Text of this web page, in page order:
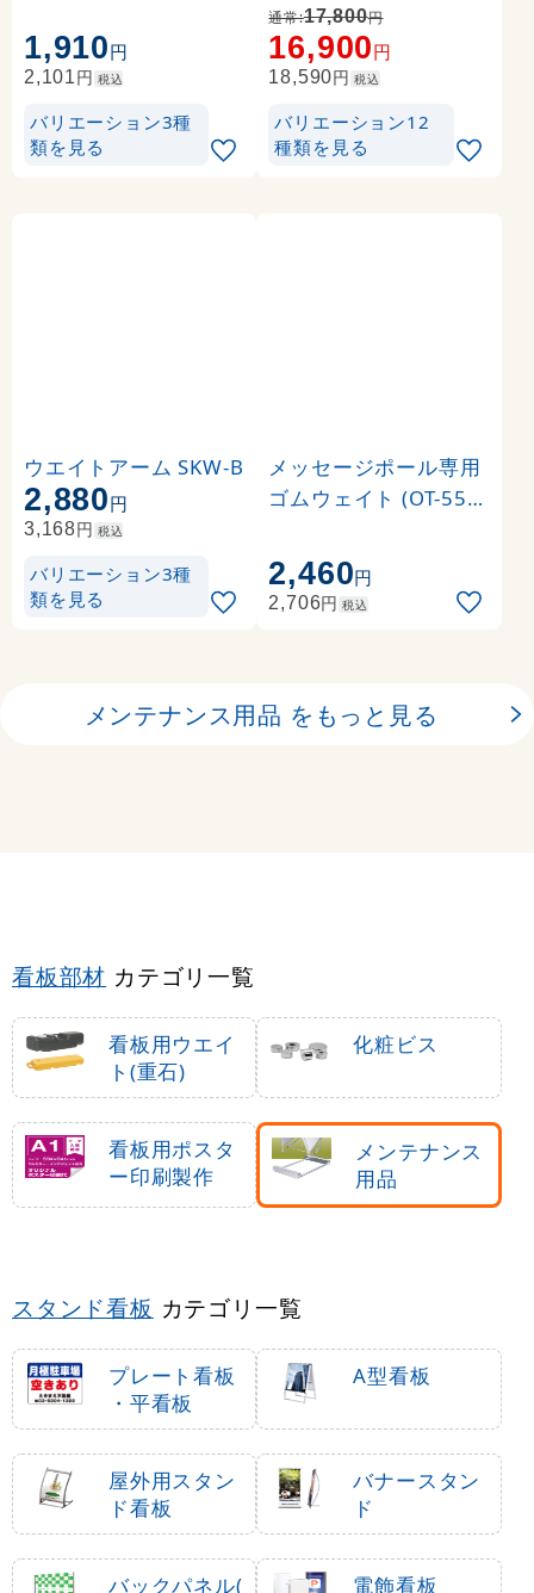
1,910円
2,101円 税込
バリエーション3種
類を見る
代 (※本体別売) トロマ
ット(2枚つなぎ) 正面
のみ 本体同時購入用 (
通常:17,800円
16,900円
18,590円 税込
バリエーション12
種類を見る
ウエイトアーム SKW-B
2,880円
3,168円 税込
バリエーション3種
類を見る
メッセージポール専用
ゴムウェイト (OT-550-
2,460円
2,706円 税込
メンテナンス用品 をもっと見る
看板部材 カテゴリ一覧
看板用ウエイ
ト(重石)
化粧ビス
看板用ポスタ
ー印刷製作
メンテナンス
用品
スタンド看板 カテゴリ一覧
プレート看板
・平看板
A型看板
屋外用スタン
ド看板
バナースタン
ド
バックパネル( 電飾看板